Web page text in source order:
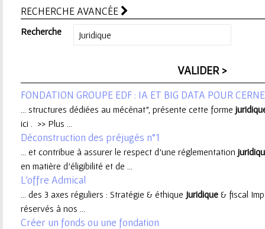
d
r
e
u
r
RECHERCHE AVANCÉE
Recherche
FONDATION GROUPE EDF : IA ET BIG DATA POUR
... structures dédiées au mécénat", présente cette forme
ici . >> Plus ...
Déconstruction des préjugés n°1
... et contribue à assurer le respect d'une réglementation
en matière d'éligibilité et de ...
L'offre Admical
... des 3 axes réguliers : Stratégie & éthique Juridique & fiscal
réservés à nos ...
Créer un fonds ou une fondation